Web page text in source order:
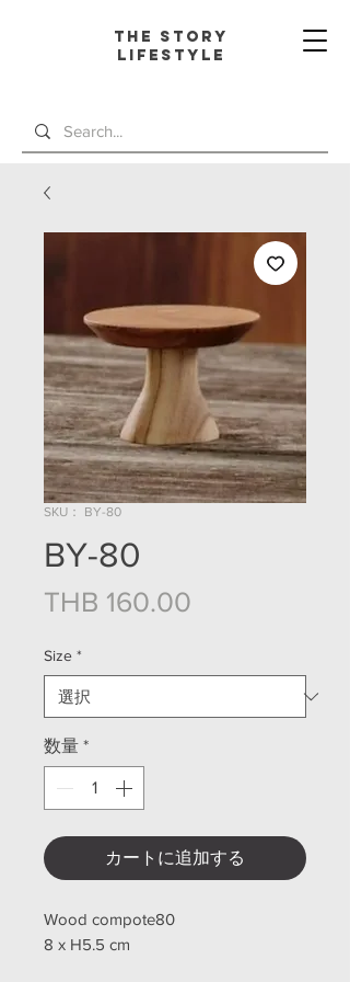
The Story
L ifestyle
SKU： BY-80
BY-80
THB 160.00
Size *
数量 *
カートに追加する
Wood compote80
8 x H5.5 cm